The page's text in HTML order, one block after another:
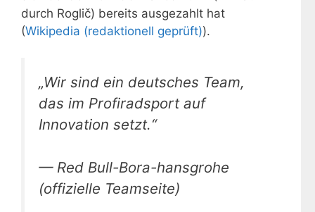
durch Roglič) bereits ausgezahlt hat
(Wikipedia (redaktionell geprüft)).
„Wir sind ein deutsches Team,
das im Profiradsport auf
Innovation setzt.“
— Red Bull-Bora-hansgrohe
(offizielle Teamseite)